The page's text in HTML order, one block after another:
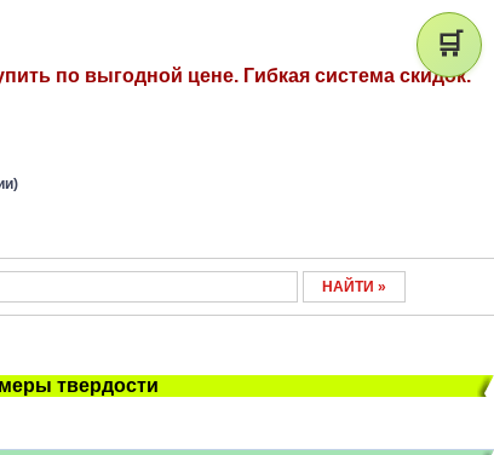
по выгодной цене. Гибкая система скидок.
твердости
🛒